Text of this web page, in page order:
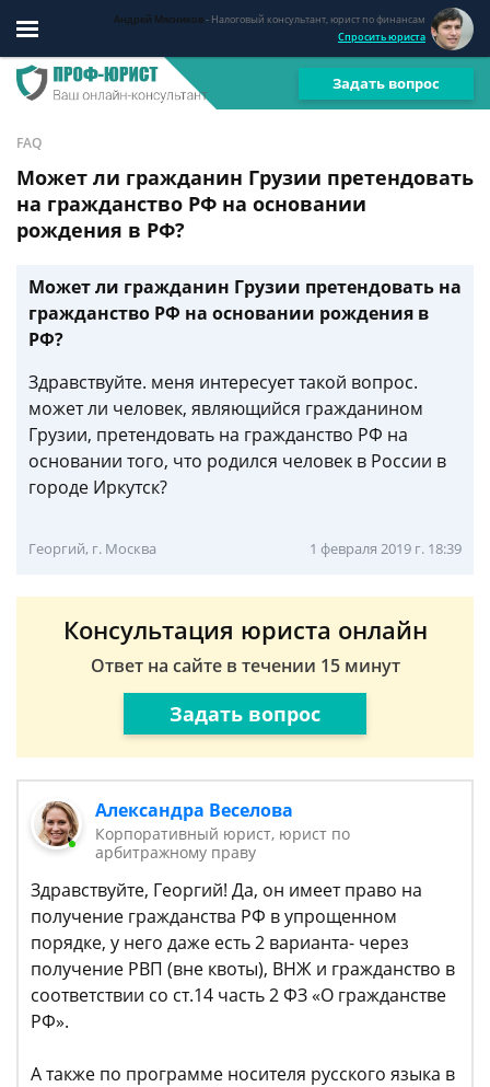
Андрей Мясников- Налоговый консультант, юрист по финансам
Спросить юриста
Задать вопрос
FAQ
Может ли гражданин Грузии претендовать
на гражданство РФ на основании
рождения в РФ?
Может ли гражданин Грузии претендовать на
гражданство РФ на основании рождения в
РФ?
Здравствуйте. меня интересует такой вопрос.
может ли человек, являющийся гражданином
Грузии, претендовать на гражданство РФ на
основании того, что родился человек в России в
городе Иркутск?
Георгий, г. Москва 1 февраля 2019 г. 18:39
Консультация юриста онлайн
Ответ на сайте в течении 15 минут
Задать вопрос
Александра Веселова
Корпоративный юрист, юрист по
арбитражному праву
Здравствуйте, Георгий! Да, он имеет право на
получение гражданства РФ в упрощенном
порядке, у него даже есть 2 варианта- через
получение РВП (вне квоты), ВНЖ и гражданство в
соответствии со ст.14 часть 2 ФЗ «О гражданстве
РФ».
А также по программе носителя русского языка в